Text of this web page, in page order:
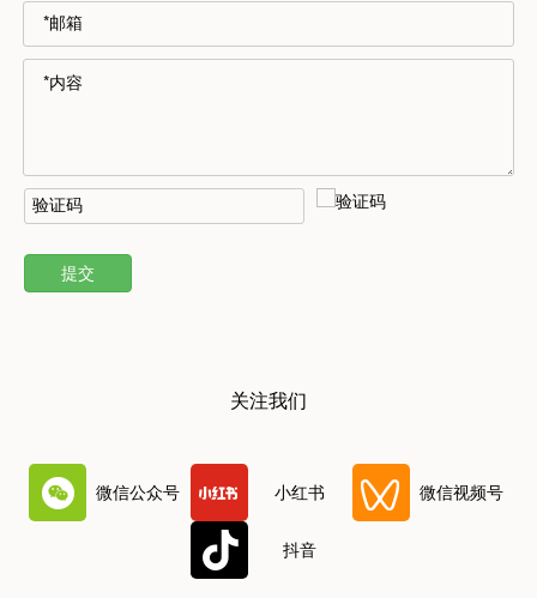
提交
关注我们
微信公众号 小红书 微信视频号
抖音